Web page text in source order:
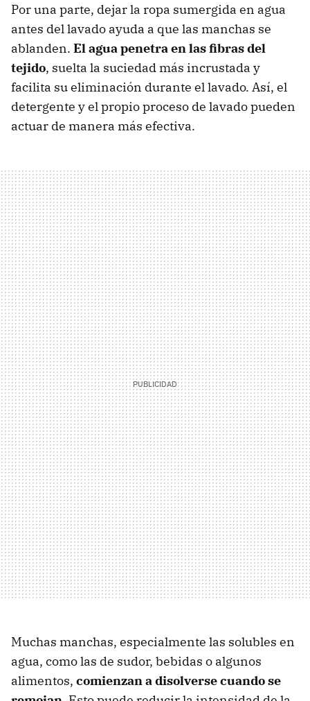
Por una parte, dejar la ropa sumergida en agua
antes del lavado ayuda a que las manchas se
ablanden. El agua penetra en las fibras del
tejido, suelta la suciedad más incrustada y
facilita su eliminación durante el lavado. Así, el
detergente y el propio proceso de lavado pueden
actuar de manera más efectiva.
Muchas manchas, especialmente las solubles en
agua, como las de sudor, bebidas o algunos
alimentos, comienzan a disolverse cuando se